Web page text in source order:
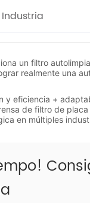
un filtro
realmente una
y eficiencia +
de filtro de
en múltiples